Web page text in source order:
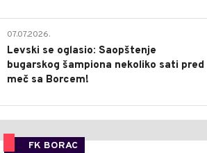
07.07.2026.
Levski se oglasio: Saopštenje
bugarskog šampiona nekoliko sati pred
meč sa Borcem!
FK BORAC